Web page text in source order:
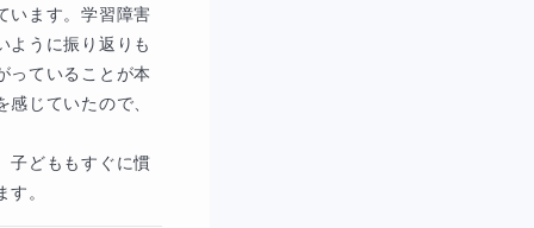
います。学習障害
ように振り返りも
っていることが本
じていたので、
子どももすぐに慣
。